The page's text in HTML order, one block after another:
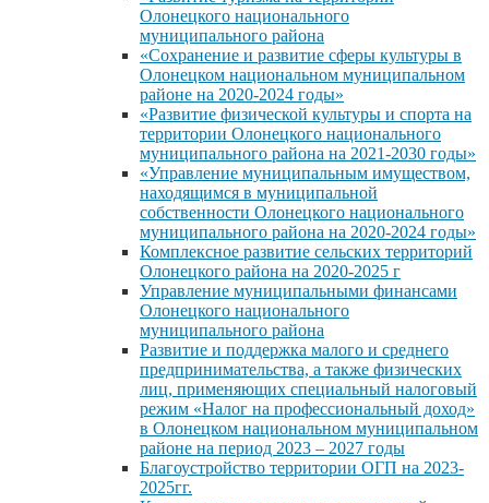
Олонецкого национального
муниципального района
«Сохранение и развитие сферы культуры в
Олонецком национальном муниципальном
районе на 2020-2024 годы»
«Развитие физической культуры и спорта на
территории Олонецкого национального
муниципального района на 2021-2030 годы»
«Управление муниципальным имуществом,
находящимся в муниципальной
собственности Олонецкого национального
муниципального района на 2020-2024 годы»
Комплексное развитие сельских территорий
Олонецкого района на 2020-2025 г
Управление муниципальными финансами
Олонецкого национального
муниципального района
Развитие и поддержка малого и среднего
предпринимательства, а также физических
лиц, применяющих специальный налоговый
режим «Налог на профессиональный доход»
в Олонецком национальном муниципальном
районе на период 2023 – 2027 годы
Благоустройство территории ОГП на 2023-
2025гг.